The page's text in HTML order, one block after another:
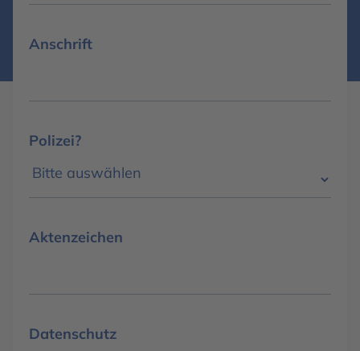
Anschrift
Polizei?
Aktenzeichen
Datenschutz